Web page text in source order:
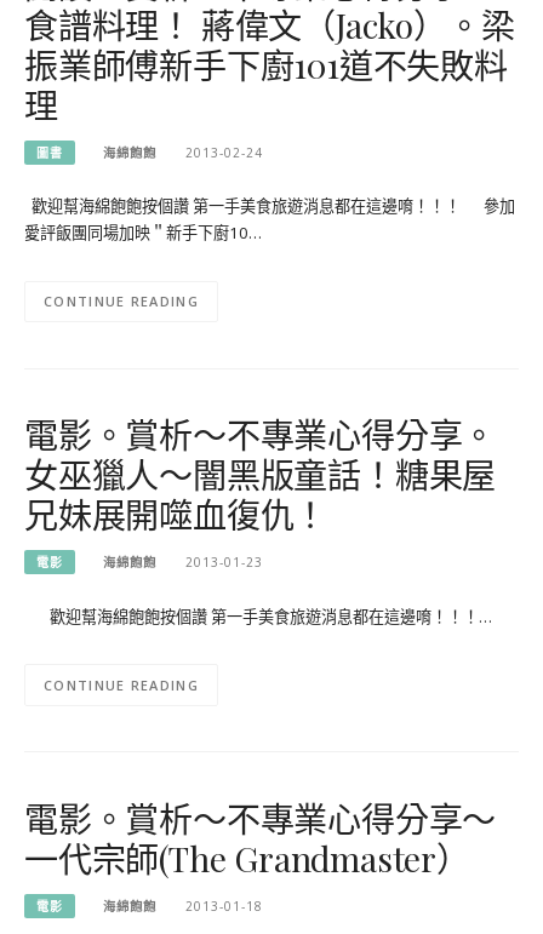
食譜料理！ 蔣偉文（Jacko）。梁
振業師傅新手下廚101道不失敗料
理
圖書 海綿飽飽 2013-02-24
歡迎幫海綿飽飽按個讚 第一手美食旅遊消息都在這邊唷！！！ 參加
愛評飯團同場加映＂新手下廚10…
CONTINUE READING
電影。賞析～不專業心得分享。
女巫獵人～闇黑版童話！糖果屋
兄妹展開噬血復仇！
電影 海綿飽飽 2013-01-23
歡迎幫海綿飽飽按個讚 第一手美食旅遊消息都在這邊唷！！！…
CONTINUE READING
電影。賞析～不專業心得分享～
一代宗師(The Grandmaster）
電影 海綿飽飽 2013-01-18